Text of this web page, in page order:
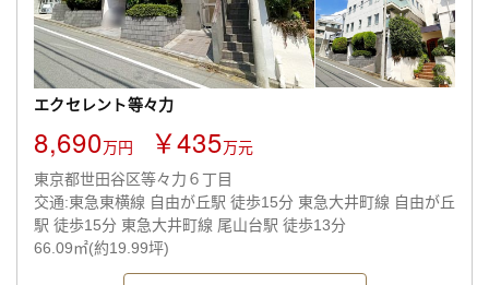
エクセレント等々力
8,690万円 ￥435万元
東京都世田谷区等々力６丁目
交通:東急東横線 自由が丘駅 徒歩15分 東急大井町線 自由が丘
駅 徒歩15分 東急大井町線 尾山台駅 徒歩13分
66.09㎡(約19.99坪)